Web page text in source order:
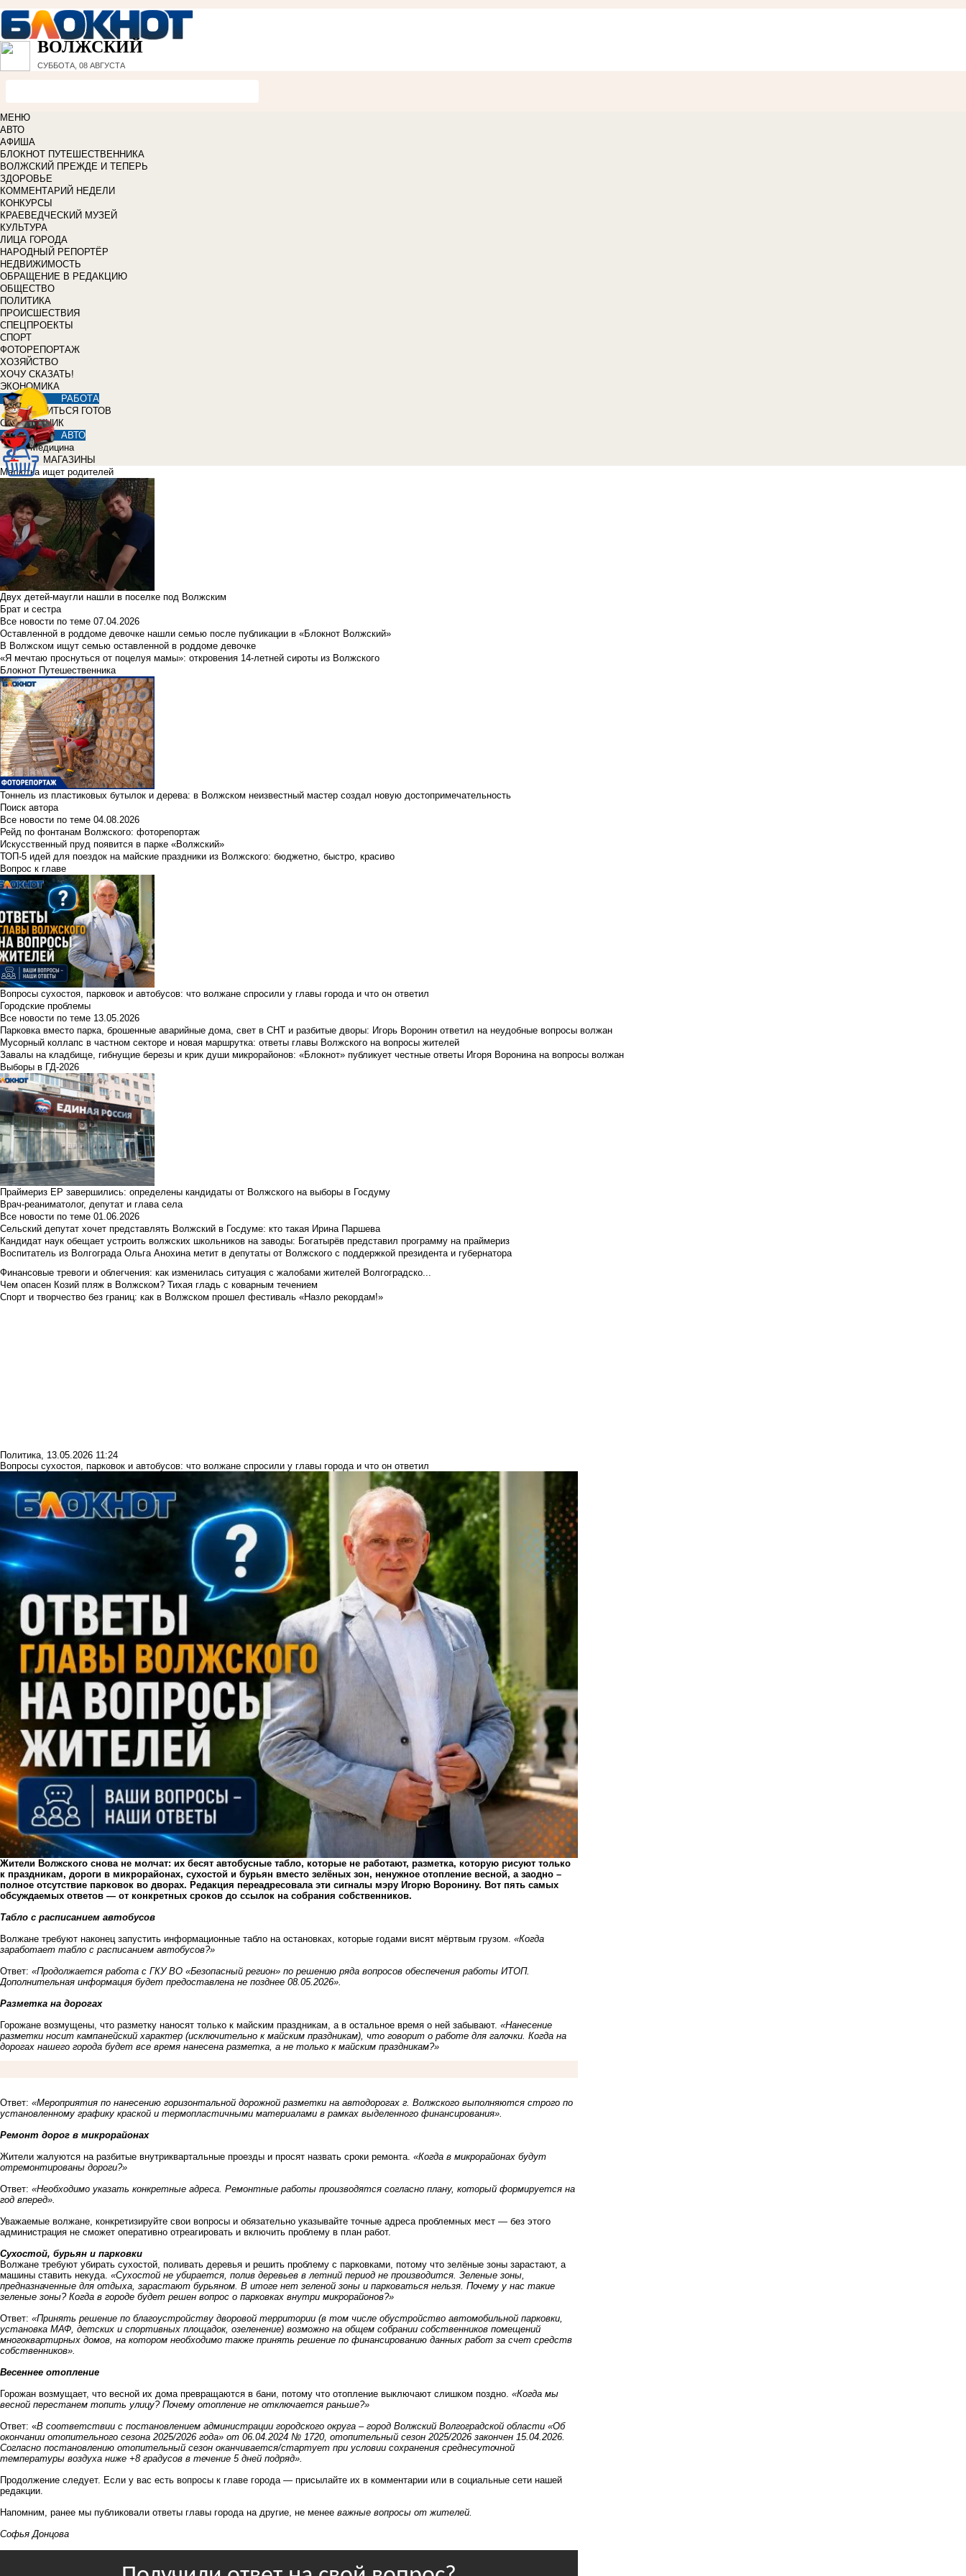
ВОЛЖСКИЙ
СУББОТА, 08 АВГУСТА
МЕНЮ
АВТО
АФИША
БЛОКНОТ ПУТЕШЕСТВЕННИКА
ВОЛЖСКИЙ ПРЕЖДЕ И ТЕПЕРЬ
ЗДОРОВЬЕ
КОММЕНТАРИЙ НЕДЕЛИ
КОНКУРСЫ
КРАЕВЕДЧЕСКИЙ МУЗЕЙ
КУЛЬТУРА
ЛИЦА ГОРОДА
НАРОДНЫЙ РЕПОРТЁР
НЕДВИЖИМОСТЬ
ОБРАЩЕНИЕ В РЕДАКЦИЮ
ОБЩЕСТВО
ПОЛИТИКА
ПРОИСШЕСТВИЯ
СПЕЦПРОЕКТЫ
СПОРТ
ФОТОРЕПОРТАЖ
ХОЗЯЙСТВО
ХОЧУ СКАЗАТЬ!
ЭКОНОМИКА
РАБОТА
УЧИТЬСЯ ГОТОВ
СПРАВОЧНИК
АВТО
Медицина
МАГАЗИНЫ
Малютка ищет родителей
Двух детей-маугли нашли в поселке под Волжским
Брат и сестра
Все новости по теме 07.04.2026
Оставленной в роддоме девочке нашли семью после публикации в «Блокнот Волжский»
В Волжском ищут семью оставленной в роддоме девочке
«Я мечтаю проснуться от поцелуя мамы»: откровения 14-летней сироты из Волжского
Блокнот Путешественника
Тоннель из пластиковых бутылок и дерева: в Волжском неизвестный мастер создал новую достопримечательность
Поиск автора
Все новости по теме 04.08.2026
Рейд по фонтанам Волжского: фоторепортаж
Искусственный пруд появится в парке «Волжский»
ТОП-5 идей для поездок на майские праздники из Волжского: бюджетно, быстро, красиво
Вопрос к главе
Вопросы сухостоя, парковок и автобусов: что волжане спросили у главы города и что он ответил
Городские проблемы
Все новости по теме 13.05.2026
Парковка вместо парка, брошенные аварийные дома, свет в СНТ и разбитые дворы: Игорь Воронин ответил на неудобные вопросы волжан
Мусорный коллапс в частном секторе и новая маршрутка: ответы главы Волжского на вопросы жителей
Завалы на кладбище, гибнущие березы и крик души микрорайонов: «Блокнот» публикует честные ответы Игоря Воронина на вопросы волжан
Выборы в ГД-2026
Праймериз ЕР завершились: определены кандидаты от Волжского на выборы в Госдуму
Врач-реаниматолог, депутат и глава села
Все новости по теме 01.06.2026
Сельский депутат хочет представлять Волжский в Госдуме: кто такая Ирина Паршева
Кандидат наук обещает устроить волжских школьников на заводы: Богатырёв представил программу на праймериз
Воспитатель из Волгограда Ольга Анохина метит в депутаты от Волжского с поддержкой президента и губернатора
Финансовые тревоги и облегчения: как изменилась ситуация с жалобами жителей Волгоградско...
Чем опасен Козий пляж в Волжском? Тихая гладь с коварным течением
Спорт и творчество без границ: как в Волжском прошел фестиваль «Назло рекордам!»
Политика, 13.05.2026 11:24
Вопросы сухостоя, парковок и автобусов: что волжане спросили у главы города и что он ответил
Жители Волжского снова не молчат: их бесят автобусные табло, которые не работают, разметка, которую рисуют только
к праздникам, дороги в микрорайонах, сухостой и бурьян вместо зелёных зон, ненужное отопление весной, а заодно –
полное отсутствие парковок во дворах. Редакция переадресовала эти сигналы мэру Игорю Воронину. Вот пять самых
обсуждаемых ответов — от конкретных сроков до ссылок на собрания собственников.
Табло с расписанием автобусов
Волжане требуют наконец запустить информационные табло на остановках, которые годами висят мёртвым грузом. «Когда
заработает табло с расписанием автобусов?»
Ответ: «Продолжается работа с ГКУ ВО «Безопасный регион» по решению ряда вопросов обеспечения работы ИТОП.
Дополнительная информация будет предоставлена не позднее 08.05.2026».
Разметка на дорогах
Горожане возмущены, что разметку наносят только к майским праздникам, а в остальное время о ней забывают. «Нанесение
разметки носит кампанейский характер (исключительно к майским праздникам), что говорит о работе для галочки. Когда на
дорогах нашего города будет все время нанесена разметка, а не только к майским праздникам?»
Ответ: «Мероприятия по нанесению горизонтальной дорожной разметки на автодорогах г. Волжского выполняются строго по
установленному графику краской и термопластичными материалами в рамках выделенного финансирования».
Ремонт дорог в микрорайонах
Жители жалуются на разбитые внутриквартальные проезды и просят назвать сроки ремонта. «Когда в микрорайонах будут
отремонтированы дороги?»
Ответ: «Необходимо указать конкретные адреса. Ремонтные работы производятся согласно плану, который формируется на
год вперед».
Уважаемые волжане, конкретизируйте свои вопросы и обязательно указывайте точные адреса проблемных мест — без этого
администрация не сможет оперативно отреагировать и включить проблему в план работ.
Сухостой, бурьян и парковки
Волжане требуют убирать сухостой, поливать деревья и решить проблему с парковками, потому что зелёные зоны зарастают, а
машины ставить некуда. «Сухостой не убирается, полив деревьев в летний период не производится. Зеленые зоны,
предназначенные для отдыха, зарастают бурьяном. В итоге нет зеленой зоны и парковаться нельзя. Почему у нас такие
зеленые зоны? Когда в городе будет решен вопрос о парковках внутри микрорайонов?»
Ответ: «Принять решение по благоустройству дворовой территории (в том числе обустройство автомобильной парковки,
установка МАФ, детских и спортивных площадок, озеленение) возможно на общем собрании собственников помещений
многоквартирных домов, на котором необходимо также принять решение по финансированию данных работ за счет средств
собственников».
Весеннее отопление
Горожан возмущает, что весной их дома превращаются в бани, потому что отопление выключают слишком поздно. «Когда мы
весной перестанем топить улицу? Почему отопление не отключается раньше?»
Ответ: «В соответствии с постановлением администрации городского округа – город Волжский Волгоградской области «Об
окончании отопительного сезона 2025/2026 года» от 06.04.2024 № 1720, отопительный сезон 2025/2026 закончен 15.04.2026.
Согласно постановлению отопительный сезон оканчивается/стартует при условии сохранения среднесуточной
температуры воздуха ниже +8 градусов в течение 5 дней подряд».
Продолжение следует. Если у вас есть вопросы к главе города — присылайте их в комментарии или в социальные сети нашей
редакции.
Напомним, ранее мы публиковали ответы главы города на другие, не менее важные вопросы от жителей.
Софья Донцова